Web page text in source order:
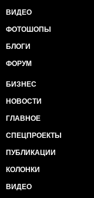
ВИДЕО
ФОТОШОПЫ
БЛОГИ
ФОРУМ
БИЗНЕС
НОВОСТИ
ГЛАВНОЕ
СПЕЦПРОЕКТЫ
ПУБЛИКАЦИИ
КОЛОНКИ
ВИДЕО